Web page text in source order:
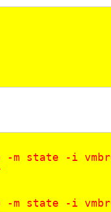
-m state -i
-m state -i